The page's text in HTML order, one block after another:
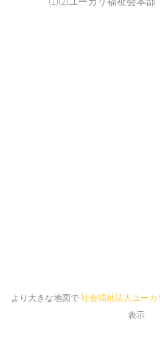
より大きな地図で社会福祉法人ユー
表示